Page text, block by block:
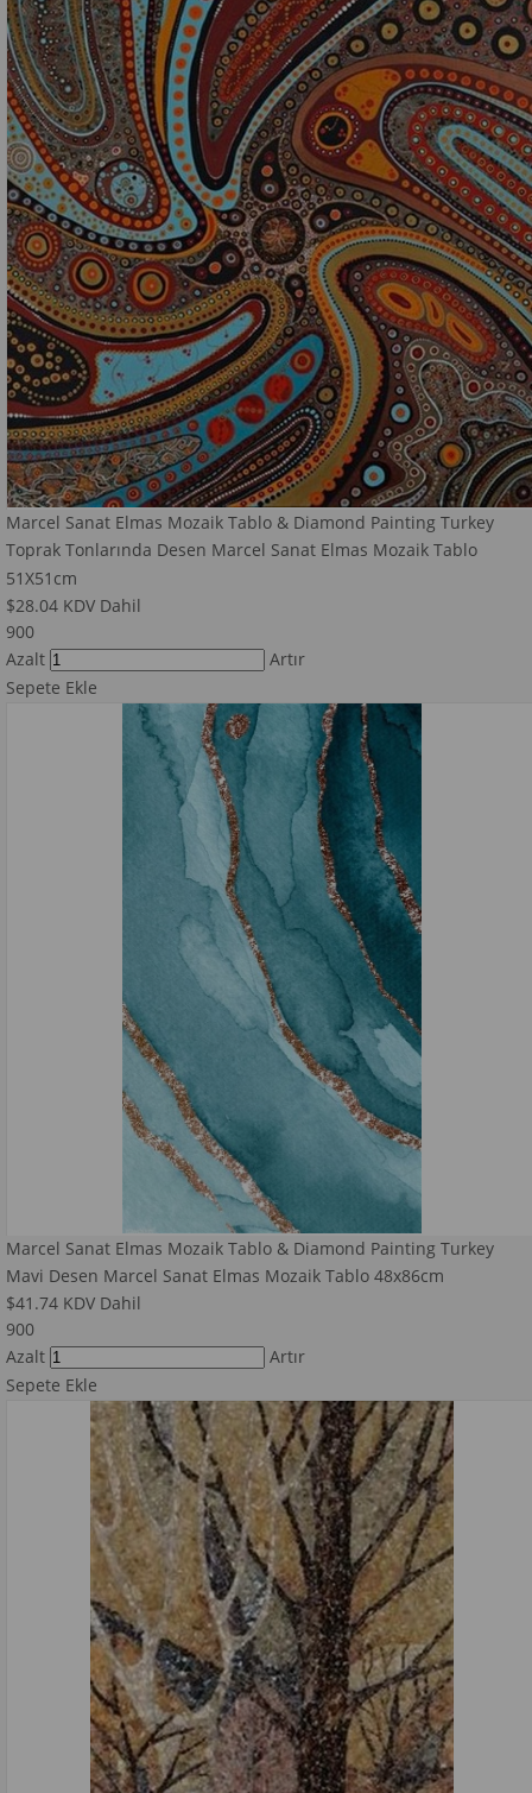
Marcel Sanat Elmas Mozaik Tablo & Diamond Painting Turkey
Toprak Tonlarında Desen Marcel Sanat Elmas Mozaik Tablo
51X51cm
$28.04 KDV Dahil
900
Azalt
Artır
Sepete Ekle
Marcel Sanat Elmas Mozaik Tablo & Diamond Painting Turkey
Mavi Desen Marcel Sanat Elmas Mozaik Tablo 48x86cm
$41.74 KDV Dahil
900
Azalt
Artır
Sepete Ekle